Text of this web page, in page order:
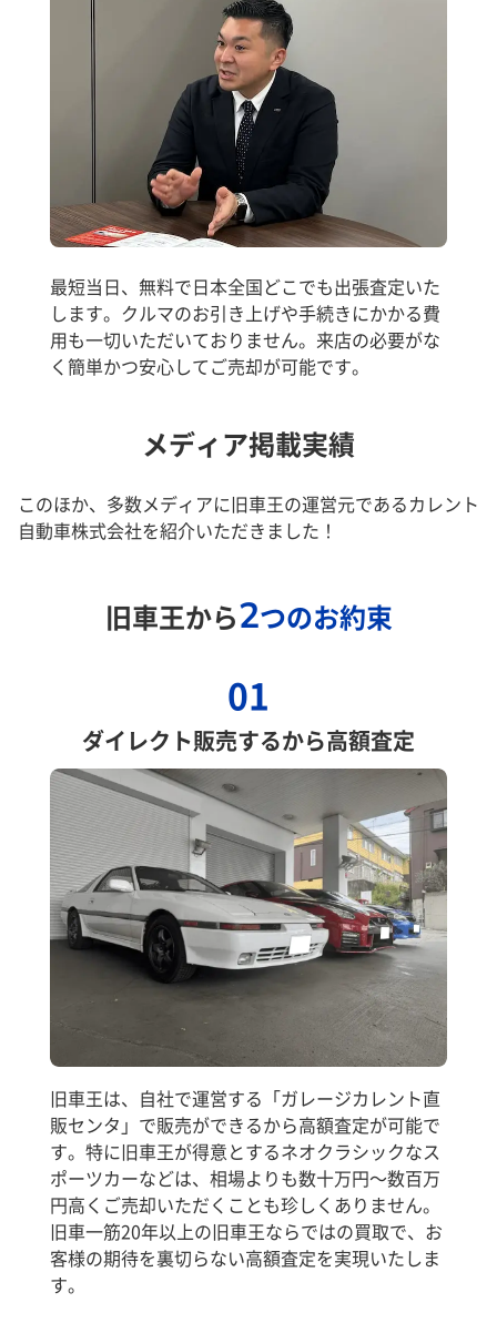
最短当日、無料で日本全国どこでも出張査定いた
します。クルマのお引き上げや手続きにかかる費
用も一切いただいておりません。来店の必要がな
く簡単かつ安心してご売却が可能です。
メディア掲載実績
このほか、多数メディアに旧車王の運営元であるカレント
自動車株式会社を紹介いただきました！
旧車王から2つのお約束
01
ダイレクト販売するから高額査定
旧車王は、自社で運営する「ガレージカレント直
販センタ」で販売ができるから高額査定が可能で
す。特に旧車王が得意とするネオクラシックなス
ポーツカーなどは、相場よりも数十万円～数百万
円高くご売却いただくことも珍しくありません。
旧車一筋20年以上の旧車王ならではの買取で、お
客様の期待を裏切らない高額査定を実現いたしま
す。